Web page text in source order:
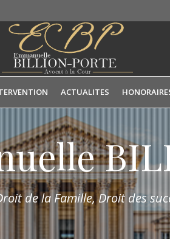
ACTUALITES
de la Famille,Droit des